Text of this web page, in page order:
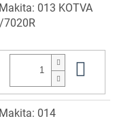
013 KOTVA
7020R
014